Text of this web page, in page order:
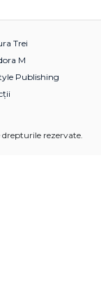
Trei
M
Publishing
rezervate.